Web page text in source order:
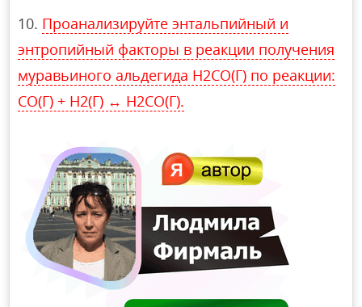
Проанализируйте энтальпийный и
энтропийный факторы в реакции получения
муравьиного альдегида Н2СО(Г) по реакции:
СО(Г) + Н2(Г) ↔ Н2СО(Г).